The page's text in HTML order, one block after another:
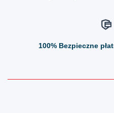
100% Bezpieczne